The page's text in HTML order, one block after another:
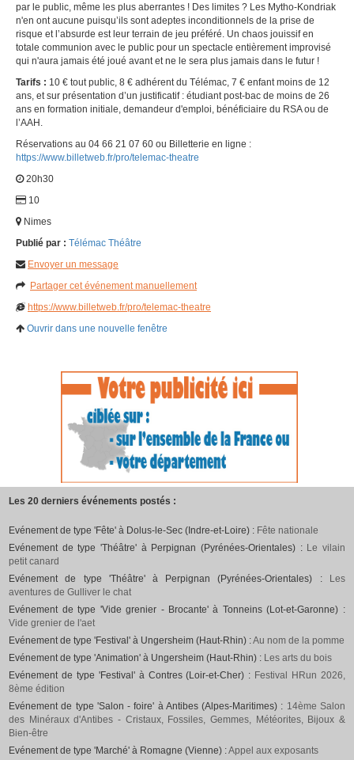
par le public, même les plus aberrantes ! Des limites ? Les Mytho-Kondriak
n'en ont aucune puisqu’ils sont adeptes inconditionnels de la prise de
risque et l’absurde est leur terrain de jeu préféré. Un chaos jouissif en
totale communion avec le public pour un spectacle entièrement improvisé
qui n'aura jamais été joué avant et ne le sera plus jamais dans le futur !
Tarifs : 10 € tout public, 8 € adhérent du Télémac, 7 € enfant moins de 12
ans, et sur présentation d’un justificatif : étudiant post-bac de moins de 26
ans en formation initiale, demandeur d'emploi, bénéficiaire du RSA ou de
l’AAH.
Réservations au 04 66 21 07 60 ou Billetterie en ligne :
https://www.billetweb.fr/pro/telemac-theatre
20h30
10
Nimes
Publié par : Télémac Théâtre
Envoyer un message
Partager cet événement manuellement
https://www.billetweb.fr/pro/telemac-theatre
Ouvrir dans une nouvelle fenêtre
Les 20 derniers événements postés :
Evénement de type 'Fête' à Dolus-le-Sec (Indre-et-Loire) : Fête nationale
Evénement de type 'Théâtre' à Perpignan (Pyrénées-Orientales) : Le vilain
petit canard
Evénement de type 'Théâtre' à Perpignan (Pyrénées-Orientales) :
Les
aventures de Gulliver le chat
Evénement de type 'Vide grenier - Brocante' à Tonneins (Lot-et-Garonne) :
Vide grenier de l'aet
Evénement de type 'Festival' à Ungersheim (Haut-Rhin) :Au nom de la pomme
Evénement de type 'Animation' à Ungersheim (Haut-Rhin) : Les arts du bois
Evénement de type 'Festival' à Contres (Loir-et-Cher) : Festival HRun 2026,
8ème édition
Evénement de type 'Salon - foire' à Antibes (Alpes-Maritimes) : 14ème Salon
des Minéraux d'Antibes - Cristaux, Fossiles, Gemmes, Météorites, Bijoux &
Bien-être
Evénement de type 'Marché' à Romagne (Vienne) :Appel aux exposants